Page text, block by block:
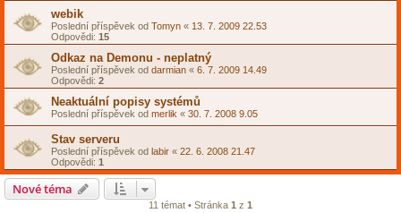
webik
Poslední příspěvek od Tomyn « 13. 7. 2009 22.53
Odpovědi: 15
Odkaz na Demonu - neplatný
Poslední příspěvek od darmian « 6. 7. 2009 14.49
Odpovědi: 2
Neaktuální popisy systémů
Poslední příspěvek od merlik « 30. 7. 2008 9.05
Stav serveru
Poslední příspěvek od labir « 22. 6. 2008 21.47
Odpovědi: 1
Nové téma
11 témat • Stránka 1 z 1